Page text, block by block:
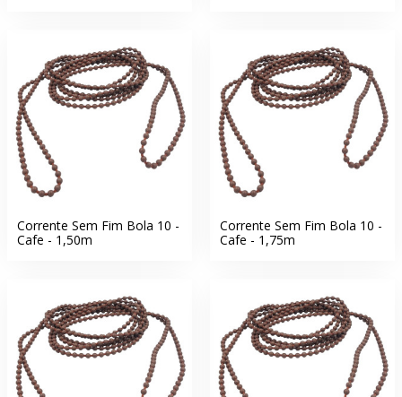
Corrente Sem Fim Bola 10 -
Cafe - 1,50m
Corrente Sem Fim Bola 10 -
Cafe - 1,75m